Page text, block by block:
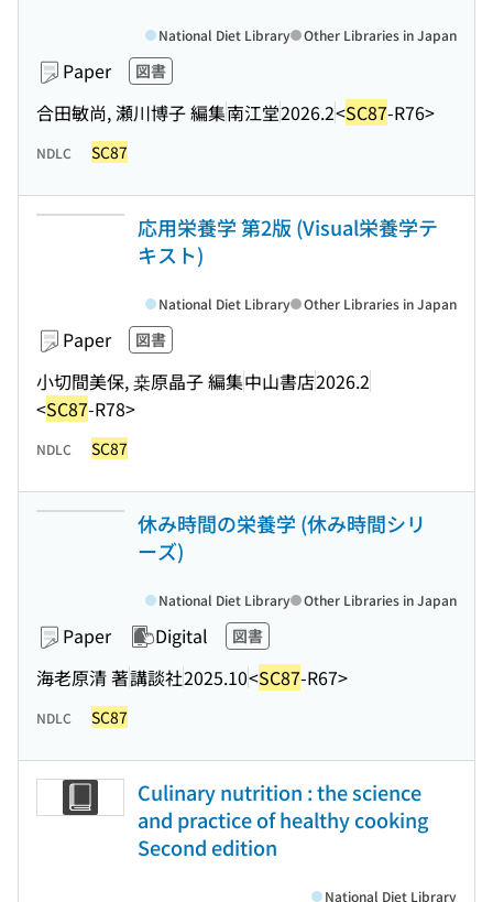
Paper 図書
合田敏尚, 瀬川博子 編集南江堂2026.2<SC87-R76>
National Diet Library Other Libraries in Japan
NDLC SC87
応用栄養学 第2版 (Visual栄養学テ
キスト)
Paper 図書
小切間美保, 桒原晶子 編集中山書店2026.2
<SC87-R78>
National Diet Library Other Libraries in Japan
NDLC SC87
休み時間の栄養学 (休み時間シリ
ーズ)
Paper Digital 図書
海老原清 著講談社2025.10<SC87-R67>
National Diet Library Other Libraries in Japan
NDLC SC87
Culinary nutrition : the science
and practice of healthy cooking
Second edition
National Diet Library